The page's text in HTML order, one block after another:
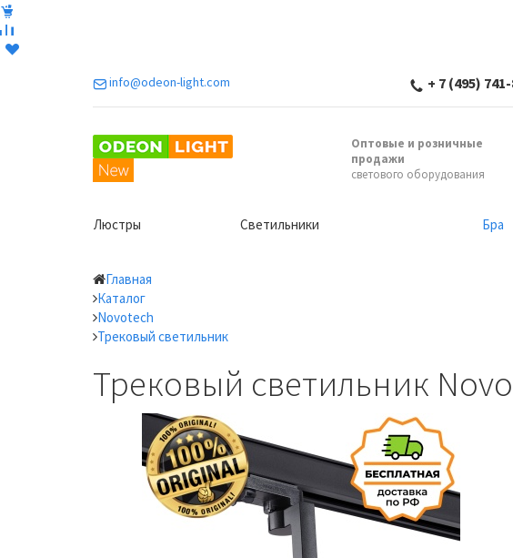
info@odeon-light.com + 7 (495)
Оптовые и розничные
продажи
светового оборудования
Люстры Светильники Бра
Главная
Каталог
Novotech
Трековый светильник
Трековый светильник